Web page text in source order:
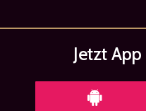
Jetzt App